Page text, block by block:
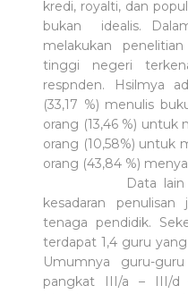
kredi, royalti, dan
bukan idealis.
melakukan
tinggi negeri
respnden. Hsilmya
(33,17 %) menulis
orang (13,46 %) untuk
orang (10,58%) untuk
orang (43,84 %)
Data lain
kesadaran
tenaga pendidik.
terdapat 1,4 guru
Umumnya guru-
pangkat III/a – III/d